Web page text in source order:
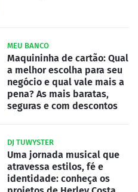
MEU BANCO
Maquininha de cartão: Qual
a melhor escolha para seu
negócio e qual vale mais a
pena? As mais baratas,
seguras e com descontos
DJ TUWYSTER
Uma jornada musical que
atravessa estilos, fé e
identidade: conheça os